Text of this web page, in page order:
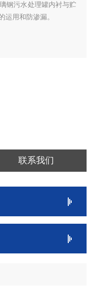
钢污水处理罐内衬与贮
运用和防渗漏。
联系我们